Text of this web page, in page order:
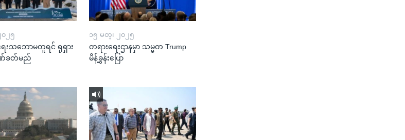
၂၅
းသဘောမတူရင် ရုရှား
ခတ်မည်
၁၅ မတ္၊ ၂၀၂၅
တရားရေးဌာနမှာ သမ္မတ Trump
မိန့်ခွန်းပြော